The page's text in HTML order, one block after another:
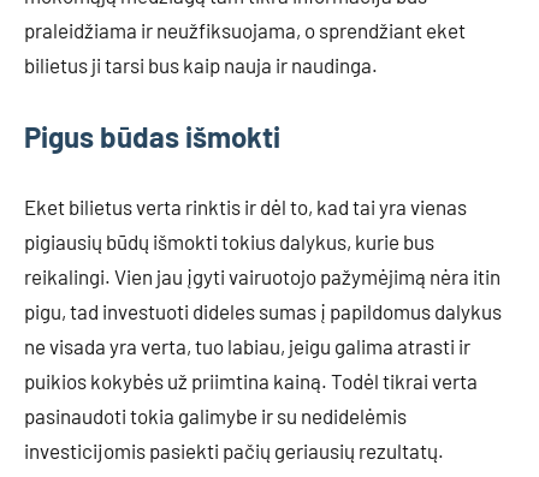
praleidžiama ir neužfiksuojama, o sprendžiant eket
bilietus ji tarsi bus kaip nauja ir naudinga.
Pigus būdas išmokti
Eket bilietus verta rinktis ir dėl to, kad tai yra vienas
pigiausių būdų išmokti tokius dalykus, kurie bus
reikalingi. Vien jau įgyti vairuotojo pažymėjimą nėra itin
pigu, tad investuoti dideles sumas į papildomus dalykus
ne visada yra verta, tuo labiau, jeigu galima atrasti ir
puikios kokybės už priimtina kainą. Todėl tikrai verta
pasinaudoti tokia galimybe ir su nedidelėmis
investicijomis pasiekti pačių geriausių rezultatų.